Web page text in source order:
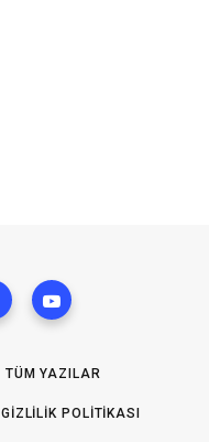
TÜM YAZILAR
GIZLILIK POLITIKASI